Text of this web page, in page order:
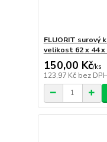
FLUORIT surový
velikost 62 x 44 x
150,00 Kč/ks
123,97 Kč bez DPH